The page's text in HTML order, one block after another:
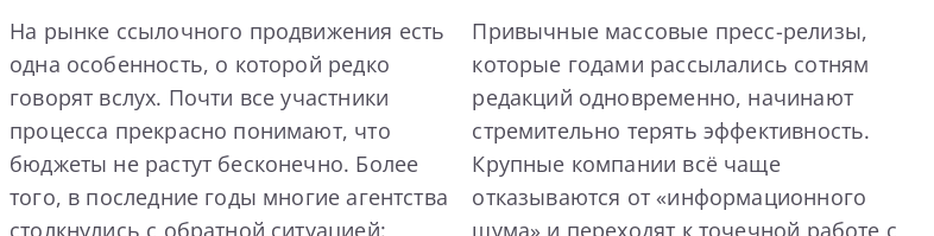
На рынке ссылочного продвижения есть
одна особенность, о которой редко
говорят вслух. Почти все участники
процесса прекрасно понимают, что
бюджеты не растут бесконечно. Более
того, в последние годы многие агентства
столкнулись с обратной ситуацией:
Привычные массовые пресс-релизы,
которые годами рассылались сотням
редакций одновременно, начинают
стремительно терять эффективность.
Крупные компании всё чаще
отказываются от «информационного
шума» и переходят к точечной работе с